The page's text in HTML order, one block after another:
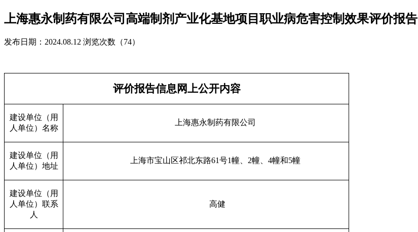
上海惠永制药有限公司高端制剂产业化基地项目职业病危害控制效果评价报告
发布日期：2024.08.12 浏览次数（74）
评价报告信息网上公开内容
建设单位（用
人单位）名称
上海惠永制药有限公司
建设单位（用
人单位）地址
上海市宝山区祁北东路61号1幢、 2幢、 4幢和5幢
建设单位（用
人单位）联系
人
高健